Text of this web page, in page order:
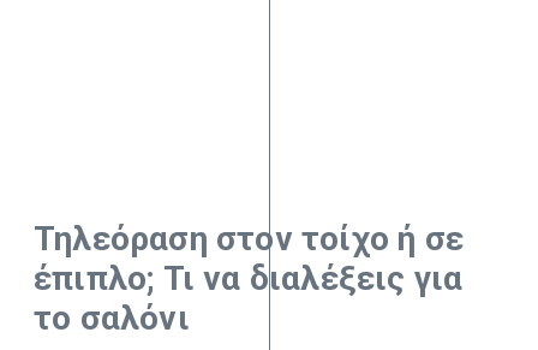
Τηλεόραση στον τοίχο ή σε
έπιπλο; Τι να διαλέξεις για
το σαλόνι